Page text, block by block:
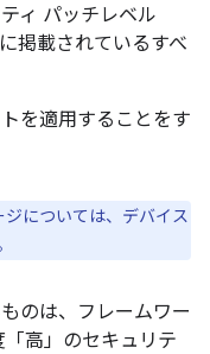
ィ パッチレベル
掲載されているすべ
を適用することをす
については、デバイス
のは、フレームワー
高」のセキュリテ